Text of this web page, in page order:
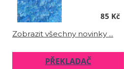
85 Kč
Zobrazit všechny novinky ...
PŘEKLADAČ